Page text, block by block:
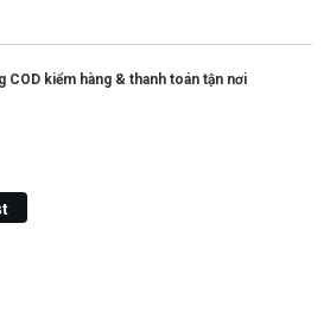
COD kiểm hàng & thanh toán tận nơi